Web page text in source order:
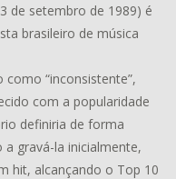
de setembro de 1989) é
brasileiro de música
“inconsistente”,
com a popularidade
definiria de forma
gravá-la inicialmente,
hit, alcançando o Top 10